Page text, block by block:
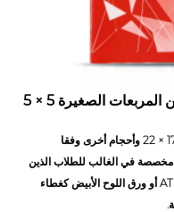
الصغيرة 5 × 5
تتمتع كتب التمارين بحجم عادي مثل A3 وA4 و17 × 22 وأحجام أخرى وفقا
مخصصة في الغالب للطلاب الذين
يستخدمون الكتابة. نستخدم بشكل عادي ورق ATR أو ورق اللوح الأبيض كغطاء